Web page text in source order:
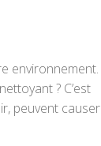
environnement.
? C’est
peuvent causer